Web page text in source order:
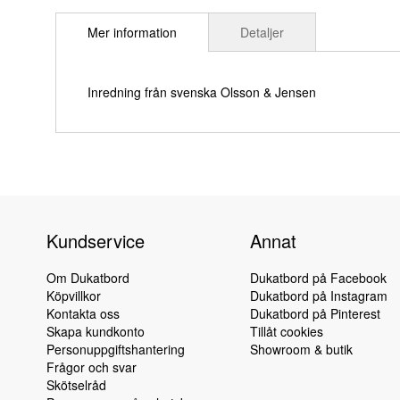
till
börjanMer information
Inredning från svenska Olsson & Jensen
Detaljer
Kundservice
Om Dukatbord
Köpvillkor
Kontakta oss
Skapa kundkonto
Personuppgiftshantering
Frågor och svar
Skötselråd
Annat
Dukatbord på Facebook
Dukatbord på Instagram
Dukatbord på Pinterest
Tillåt cookies
Showroom & butik